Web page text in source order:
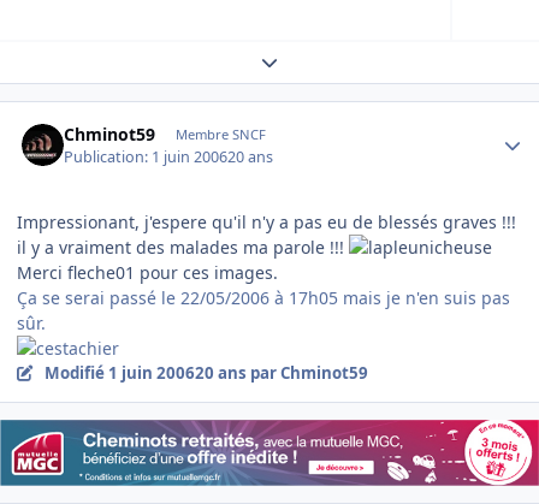
Expand topic overview
Chminot59 Membre SNCF
Publication: 1 juin 200620 ans
Impressionant, j'espere qu'il n'y a pas eu de blessés graves !!!
il y a vraiment des malades ma parole !!!
Merci fleche01 pour ces images.
Ça se serai passé le 22/05/2006 à 17h05 mais je n'en suis pas
sûr.
Modifié 1 juin 200620 ans par Chminot59